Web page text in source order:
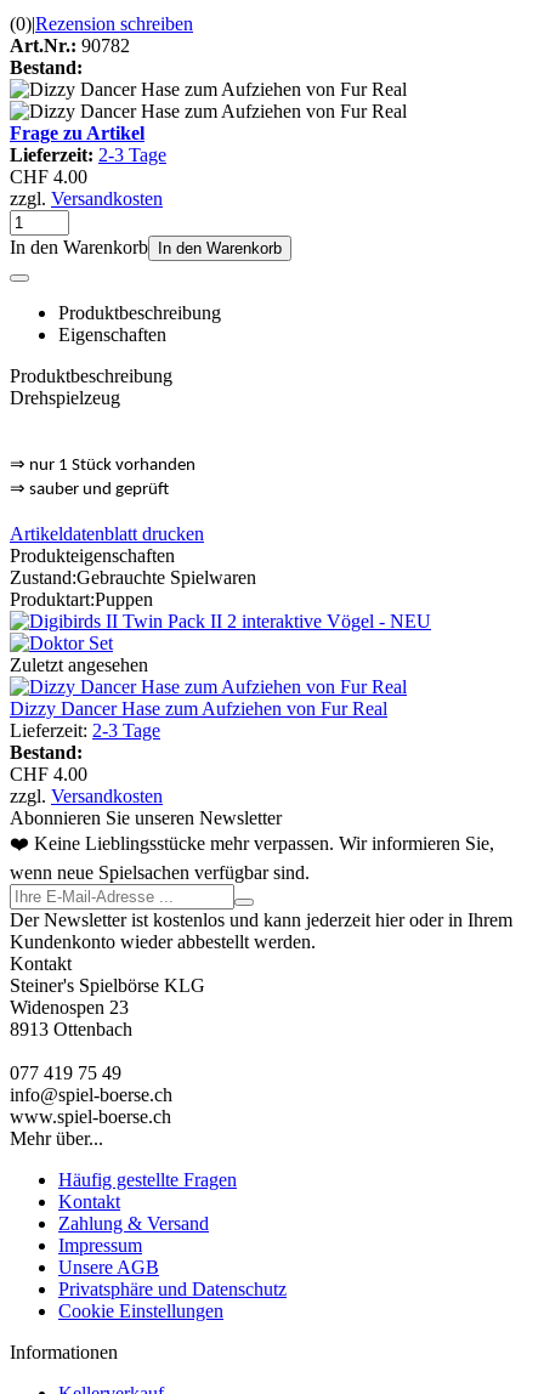
(0)|Rezension schreiben
Art.Nr.: 90782
Bestand:
Frage zu Artikel
Lieferzeit: 2-3 Tage
CHF 4.00
zzgl. Versandkosten
In den Warenkorb In den Warenkorb
Produktbeschreibung
Eigenschaften
Produktbeschreibung
Drehspielzeug
⇒ nur 1 Stück vorhanden
⇒ sauber und geprüft
Artikeldatenblatt drucken
Produkteigenschaften
Zustand:Gebrauchte Spielwaren
Produktart:Puppen
Zuletzt angesehen
Dizzy Dancer Hase zum Aufziehen von Fur Real
Lieferzeit: 2-3 Tage
Bestand:
CHF 4.00
zzgl. Versandkosten
Abonnieren Sie unseren Newsletter
❤️ Keine Lieblingsstücke mehr verpassen. Wir informieren Sie,
wenn neue Spielsachen verfügbar sind.
Der Newsletter ist kostenlos und kann jederzeit hier oder in Ihrem
Kundenkonto wieder abbestellt werden.
Kontakt
Steiner's Spielbörse KLG
Widenospen 23
8913 Ottenbach
077 419 75 49
info@spiel-boerse.ch
www.spiel-boerse.ch
Mehr über...
Häufig gestellte Fragen
Kontakt
Zahlung & Versand
Impressum
Unsere AGB
Privatsphäre und Datenschutz
Cookie Einstellungen
Informationen